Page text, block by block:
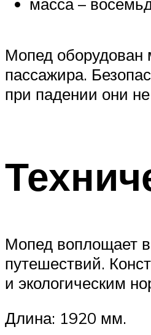
Мопед
пассажира.
при падении они
Мопед воплощает
путешествий.
и экологическим
Длина: 1920 мм.